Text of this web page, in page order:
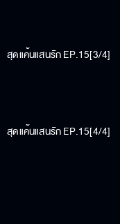
สุดแค้นแสนรัก EP.15[3/4]
สุดแค้นแสนรัก EP.15[4/4]